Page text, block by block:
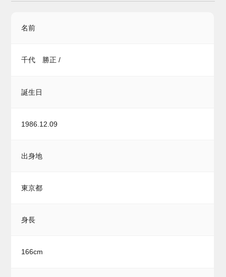
名前
千代 勝正 /
誕生日
1986.12.09
出身地
東京都
身長
166cm